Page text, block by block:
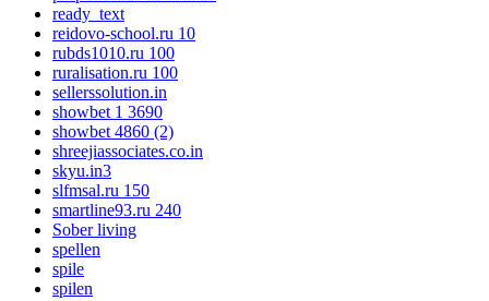
ready_text
reidovo-school.ru 10
rubds1010.ru 100
ruralisation.ru 100
sellerssolution.in
showbet 1 3690
showbet 4860 (2)
shreejiassociates.co.in
skyu.in3
slfmsal.ru 150
smartline93.ru 240
Sober living
spellen
spile
spilen